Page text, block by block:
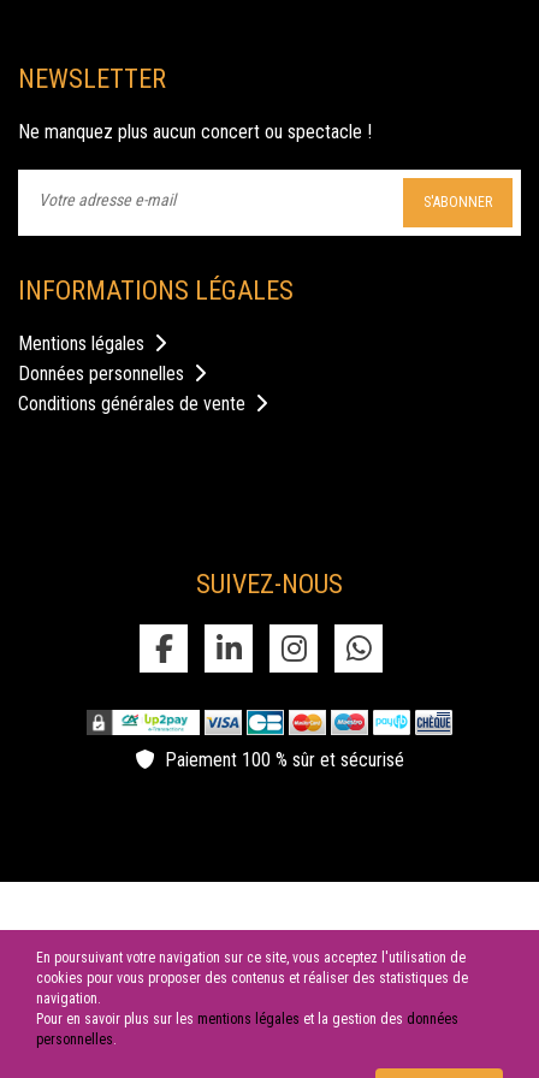
En poursuivant votre navigation sur ce site, vous acceptez l'utilisation de
cookies pour vous proposer des contenus et réaliser des statistiques de
navigation.
Pour en savoir plus sur les mentions légales et la gestion des données
personnelles.
NEWSLETTER
Ne manquez plus aucun concert ou spectacle !
S'ABONNER
INFORMATIONS LÉGALES
Mentions légales
Données personnelles
Conditions générales de vente
SUIVEZ-NOUS
Paiement 100 % sûr et sécurisé